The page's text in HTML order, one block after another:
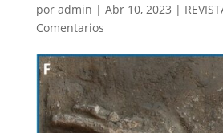
por admin | Abr 10, 2023 |
Comentarios